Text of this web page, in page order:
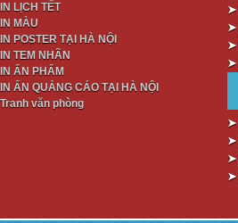
IN LỊCH TẾT
IN MÀU
IN POSTER TẠI HÀ NỘI
IN TEM NHÃN
IN ẤN PHẨM
IN ẤN QUẢNG CÁO TẠI HÀ NỘI
Tranh văn phòng
➤
➤
➤
➤
➤
➤
➤
➤